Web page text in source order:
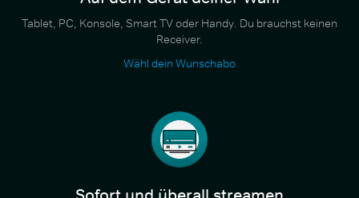
Tablet, PC, Konsole, Smart TV oder Handy. Du brauchst keinen
Receiver.
Wähl dein Wunschabo